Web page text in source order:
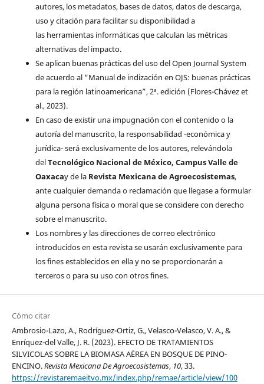
autores, los metadatos, bases de datos, datos de descarga,
uso y citación para facilitar su disponibilidad a
las herramientas informáticas que calculan las métricas
alternativas del impacto.
Se aplican buenas prácticas del uso del Open Journal System
de acuerdo al “Manual de indización en OJS: buenas prácticas
para la región latinoamericana”, 2ª. edición (Flores-Chávez et
al., 2023).
En caso de existir una impugnación con el contenido o la
autoría del manuscrito, la responsabilidad -económica y
jurídica- será exclusivamente de los autores, relevándola
delTecnológico Nacional de México, Campus Valle de
Oaxacay de la Revista Mexicana de Agroecosistemas,
ante cualquier demanda o reclamación que llegase a formular
alguna persona física o moral que se considere con derecho
sobre el manuscrito.
Los nombres y las direcciones de correo electrónico
introducidos en esta revista se usarán exclusivamente para
los fines establecidos en ella y no se proporcionarán a
terceros o para su uso con otros fines.
Cómo citar
Ambrosio-Lazo, A., Rodríguez-Ortiz, G., Velasco-Velasco, V. A., &
Enríquez-del Valle, J. R. (2023). EFECTO DE TRATAMIENTOS
SILVICOLAS SOBRE LA BIOMASA AÉREA EN BOSQUE DE PINO-
ENCINO.Revista Mexicana De Agroecosistemas, 10, 33.
https://revistaremaeitvo.mx/index.php/remae/article/view/100